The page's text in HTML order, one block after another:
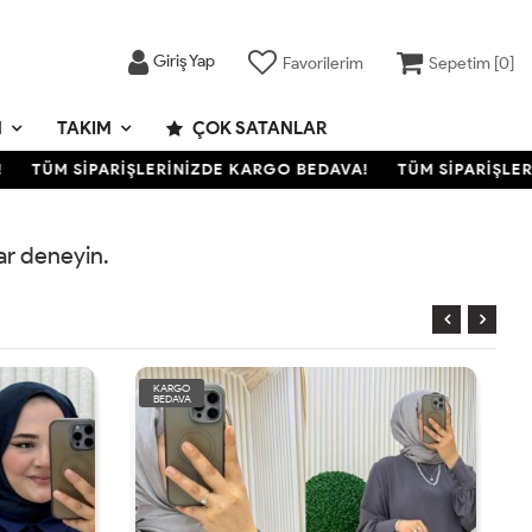
Giriş Yap Favorilerim Sepetim [0]
TAKIM ÇOK SATANLAR
TÜM SİPARİŞLERİNİZDE KARGO BEDAVA! TÜM
deneyin.
KARGO
BEDAVA